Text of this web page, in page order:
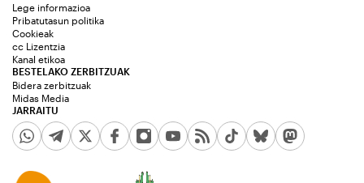
JARRAITU
Lege informazioa
Pribatutasun politika
Cookieak
cc Lizentzia
Kanal etikoa
BESTELAKO ZERBITZUAK
Bidera zerbitzuak
Midas Media